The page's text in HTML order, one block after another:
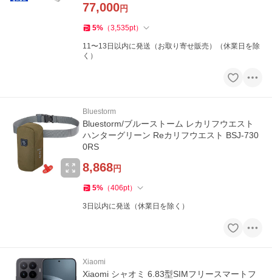
77,000円
5% （3,535pt）
11〜13日以内に発送（お取り寄せ販売）（休業日を除
く）
Bluestorm
Bluestorm/ブルーストーム レカリフウエスト
ハンターグリーン Reカリフウエスト BSJ-730
0RS
8,868円
5% （406pt）
3日以内に発送（休業日を除く）
Xiaomi
Xiaomi シャオミ 6.83型SIMフリースマートフ